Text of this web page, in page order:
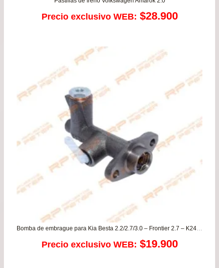
Precio exclusivo WEB: $28.900
Bomba de embrague para Kia Besta 2.2/2.7/3.0 – Frontier 2.7 – K2400 – Sportage RF
Precio exclusivo WEB: $19.900